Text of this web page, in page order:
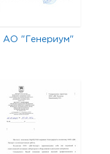
АО "Генериум"